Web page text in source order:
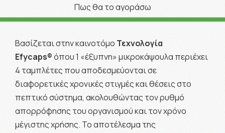
Πως θα το αγοράσω
Βασίζεται στην καινοτόμο Τεχνολογία
Efycaps®όπου 1 «έξυπνη» μικροκάψουλα περιέχει
4 ταμπλέτες που αποδεσμεύονται σε
διαφορετικές χρονικές στιγμές και θέσεις στο
πεπτικό σύστημα, ακολουθώντας τον ρυθμό
απορρόφησης του οργανισμού και τον χρόνο
μέγιστης χρήσης. Το αποτέλεσμα της